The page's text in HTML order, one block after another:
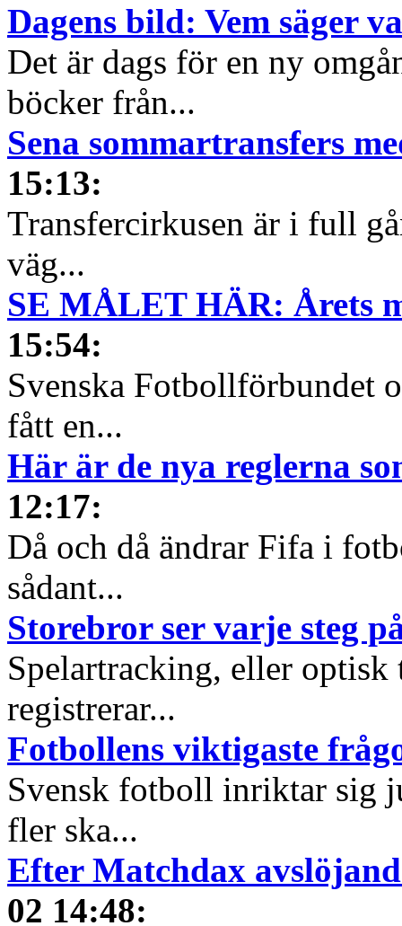
Dagens bild: Vem säger
Det är dags för en ny
böcker från...
Sena sommartransfers
15:13:
Transfercirkusen är i full
väg...
SE MÅLET HÄR: Årets
15:54:
Svenska Fotbollförbundet
fått en...
Här är de nya reglerna
12:17:
Då och då ändrar Fifa i
sådant...
Storebror ser varje steg
Spelartracking, eller
registrerar...
Fotbollens viktigaste
Svensk fotboll inriktar sig
fler ska...
Efter Matchdax
02 14:48: